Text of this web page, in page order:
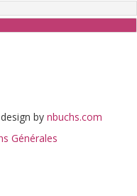
by nbuchs.com
Générales